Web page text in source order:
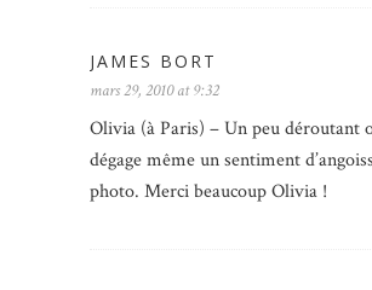
JAMES BORT
mars 29, 2010 at 9:32
Olivia (à Paris) – Un peu déroutant
dégage même un sentiment
photo. Merci beaucoup Olivia !